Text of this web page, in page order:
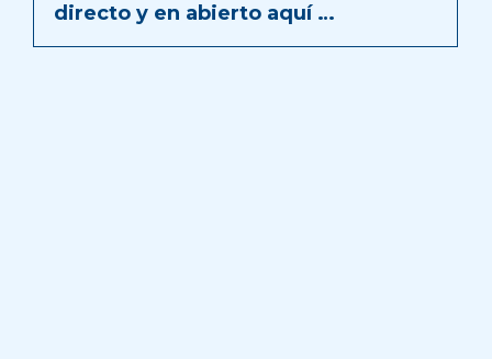
directo y en abierto aquí …